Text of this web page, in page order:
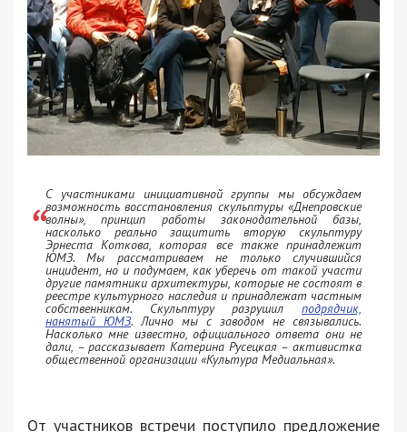
С участниками инициативной группы мы обсуждаем
возможность восстановления скульптуры «Днепровские
волны», принцип работы законодательной базы,
насколько реально защитить вторую скульптуру
Эрнеста Коткова, которая все также принадлежит
ЮМЗ. Мы рассматриваем не только случившийся
инцидент, но и подумаем, как уберечь от такой участи
другие памятники архитектуры, которые не состоят в
реестре культурного наследия и принадлежат частным
собственникам. Скульптуру разрушил подрядчик,
нанятый ЮМЗ. Лично мы с заводом не связывались.
Насколько мне известно, официального ответа они не
дали, – рассказывает Катерина Русецкая – активистка
общественной организации «Культура Медиальная».
От участников встречи поступило предложение